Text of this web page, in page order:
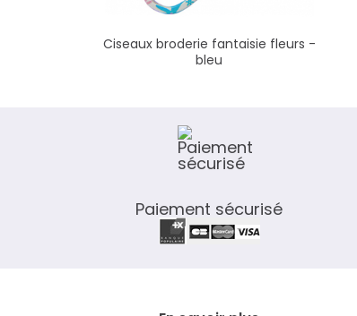
Ciseaux broderie fantaisie fleurs -
bleu
Paiement sécurisé